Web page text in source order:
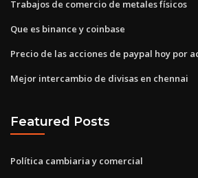
Trabajos de comercio de metales físicos
Que es binance y coinbase
Precio de las acciones de paypal hoy por
Mejor intercambio de divisas en chennai
Featured Posts
Política cambiaria y comercial